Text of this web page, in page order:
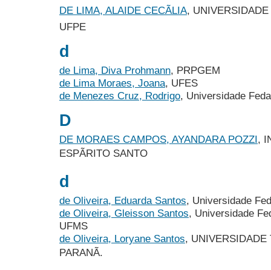
DE LIMA, ALAIDE CECÃLIA,
UFPE
d
de Lima, Diva Prohmann, PRPGEM
de Lima Moraes, Joana, UFES
de Menezes Cruz, Rodrigo, Universidade
D
DE MORAES CAMPOS, AYANDARA POZZI,
ESPÃRITO SANTO
d
de Oliveira, Eduarda Santos, Universidade
de Oliveira, Gleisson Santos, Universidade
UFMS
de Oliveira, Loryane Santos, UNIVERSIDADE
PARANÃ.